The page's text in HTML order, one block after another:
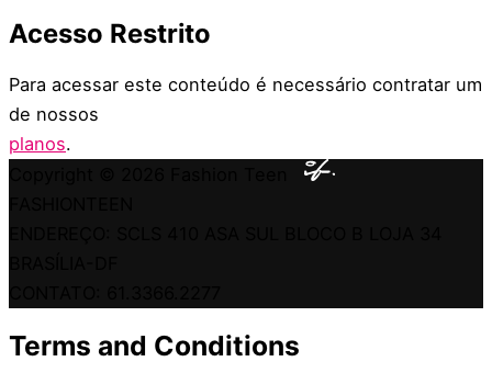
Acesso Restrito
Para acessar este conteúdo é necessário contratar um
de nossos
planos.
Terms and Conditions